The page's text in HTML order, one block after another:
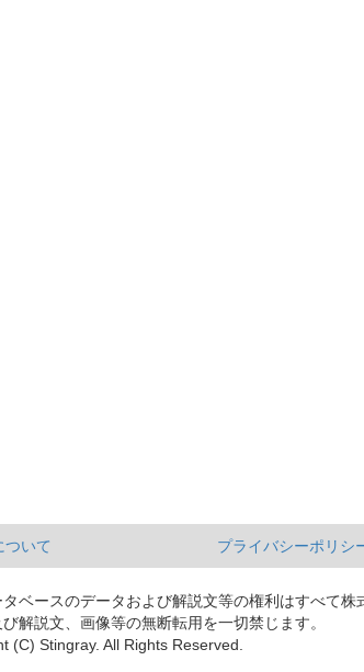
ついて プライバシーポリシ
タベースのデータおよび解説文等の権利はすべて株
解説文、画像等の無断転用を一切禁じます。
(C) Stingray. All Rights Reserved.